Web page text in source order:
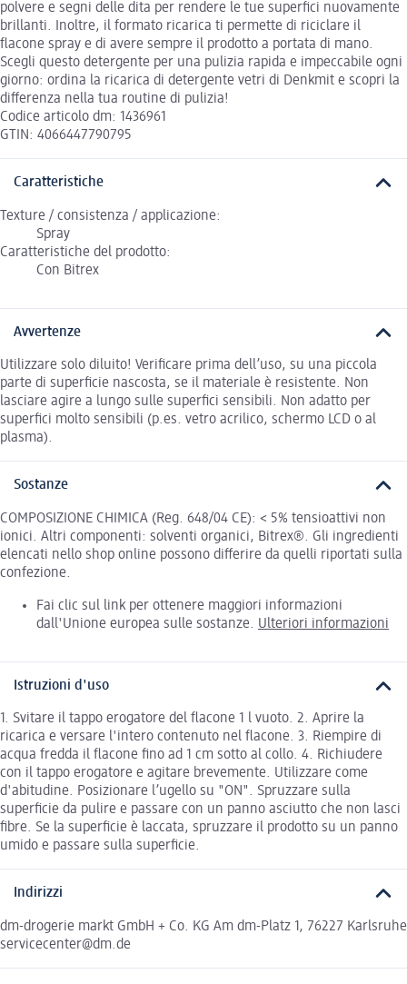
polvere e segni delle dita per rendere le tue superfici nuovamente
brillanti. Inoltre, il formato ricarica ti permette di riciclare il
flacone spray e di avere sempre il prodotto a portata di mano.
Scegli questo detergente per una pulizia rapida e impeccabile ogni
giorno: ordina la ricarica di detergente vetri di Denkmit e scopri la
differenza nella tua routine di pulizia!
Codice articolo dm: 1436961
GTIN: 4066447790795
Caratteristiche
Texture / consistenza / applicazione:
Spray
Caratteristiche del prodotto:
Con Bitrex
Avvertenze
Utilizzare solo diluito! Verificare prima dell’uso, su una piccola
parte di superficie nascosta, se il materiale è resistente. Non
lasciare agire a lungo sulle superfici sensibili. Non adatto per
superfici molto sensibili (p.es. vetro acrilico, schermo LCD o al
plasma).
Sostanze
COMPOSIZIONE CHIMICA (Reg. 648/04 CE): < 5% tensioattivi non
ionici. Altri componenti: solventi organici, Bitrex®. Gli ingredienti
elencati nello shop online possono differire da quelli riportati sulla
confezione.
Fai clic sul link per ottenere maggiori informazioni
dall'Unione europea sulle sostanze. Ulteriori informazioni
Istruzioni d'uso
1. Svitare il tappo erogatore del flacone 1 l vuoto. 2. Aprire la
ricarica e versare l'intero contenuto nel flacone. 3. Riempire di
acqua fredda il flacone fino ad 1 cm sotto al collo. 4. Richiudere
con il tappo erogatore e agitare brevemente. Utilizzare come
d'abitudine. Posizionare l’ugello su "ON". Spruzzare sulla
superficie da pulire e passare con un panno asciutto che non lasci
fibre. Se la superficie è laccata, spruzzare il prodotto su un panno
umido e passare sulla superficie.
Indirizzi
dm-drogerie markt GmbH + Co. KG Am dm-Platz 1, 76227 Karlsruhe
servicecenter@dm.de